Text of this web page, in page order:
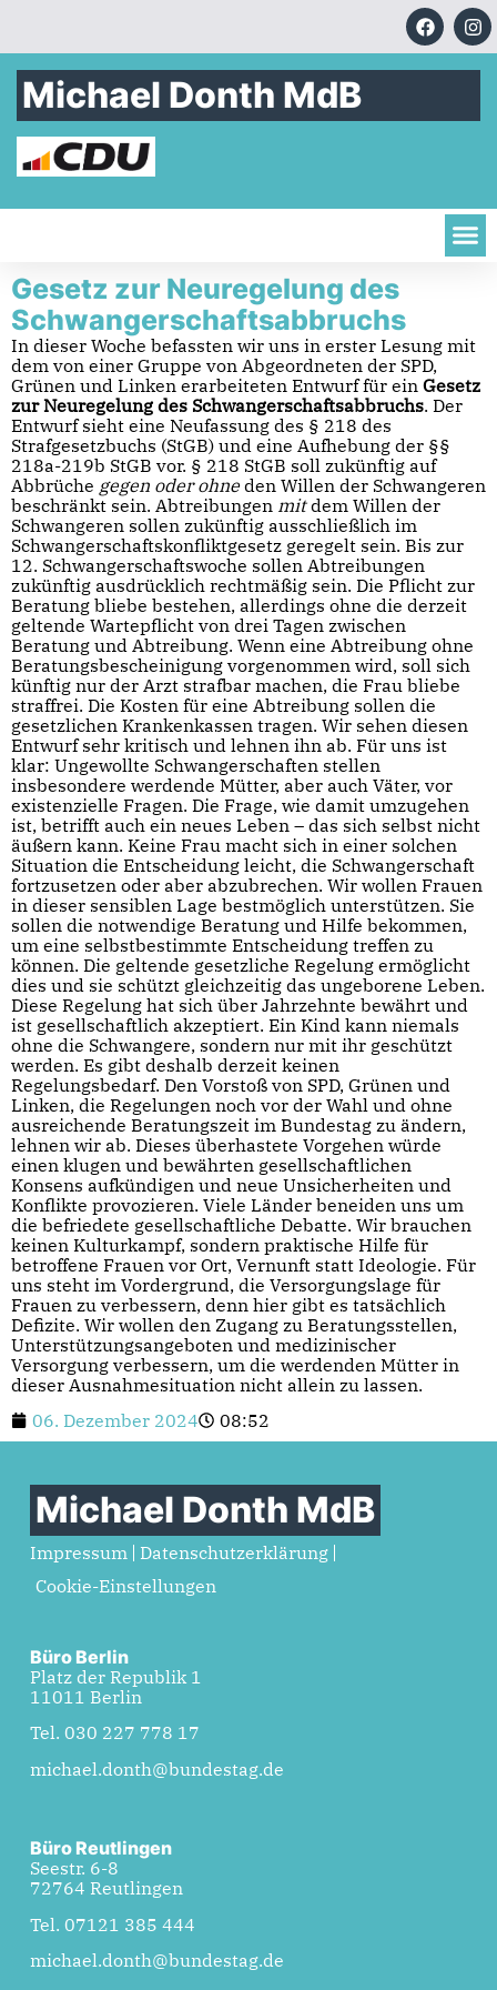
Michael Donth MdB
Gesetz zur Neuregelung des
Schwangerschaftsabbruchs
In dieser Woche befassten wir uns in erster Lesung mit
dem von einer Gruppe von Abgeordneten der SPD,
Grünen und Linken erarbeiteten Entwurf für ein Gesetz
zur Neuregelung des Schwangerschaftsabbruchs. Der
Entwurf sieht eine Neufassung des § 218 des
Strafgesetzbuchs (StGB) und eine Aufhebung der §§
218a-219b StGB vor. § 218 StGB soll zukünftig auf
Abbrüche gegen oder ohneden Willen der Schwangeren
beschränkt sein. Abtreibungen mitdem Willen der
Schwangeren sollen zukünftig ausschließlich im
Schwangerschaftskonfliktgesetz geregelt sein. Bis zur
12. Schwangerschaftswoche sollen Abtreibungen
zukünftig ausdrücklich rechtmäßig sein. Die Pflicht zur
Beratung bliebe bestehen, allerdings ohne die derzeit
geltende Wartepflicht von drei Tagen zwischen
Beratung und Abtreibung. Wenn eine Abtreibung ohne
Beratungsbescheinigung vorgenommen wird, soll sich
künftig nur der Arzt strafbar machen, die Frau bliebe
straffrei. Die Kosten für eine Abtreibung sollen die
gesetzlichen Krankenkassen tragen. Wir sehen diesen
Entwurf sehr kritisch und lehnen ihn ab. Für uns ist
klar: Ungewollte Schwangerschaften stellen
insbesondere werdende Mütter, aber auch Väter, vor
existenzielle Fragen. Die Frage, wie damit umzugehen
ist, betrifft auch ein neues Leben – das sich selbst nicht
äußern kann. Keine Frau macht sich in einer solchen
Situation die Entscheidung leicht, die Schwangerschaft
fortzusetzen oder aber abzubrechen. Wir wollen Frauen
in dieser sensiblen Lage bestmöglich unterstützen. Sie
sollen die notwendige Beratung und Hilfe bekommen,
um eine selbstbestimmte Entscheidung treffen zu
können. Die geltende gesetzliche Regelung ermöglicht
dies und sie schützt gleichzeitig das ungeborene Leben.
Diese Regelung hat sich über Jahrzehnte bewährt und
ist gesellschaftlich akzeptiert. Ein Kind kann niemals
ohne die Schwangere, sondern nur mit ihr geschützt
werden. Es gibt deshalb derzeit keinen
Regelungsbedarf. Den Vorstoß von SPD, Grünen und
Linken, die Regelungen noch vor der Wahl und ohne
ausreichende Beratungszeit im Bundestag zu ändern,
lehnen wir ab. Dieses überhastete Vorgehen würde
einen klugen und bewährten gesellschaftlichen
Konsens aufkündigen und neue Unsicherheiten und
Konflikte provozieren. Viele Länder beneiden uns um
die befriedete gesellschaftliche Debatte. Wir brauchen
keinen Kulturkampf, sondern praktische Hilfe für
betroffene Frauen vor Ort, Vernunft statt Ideologie. Für
uns steht im Vordergrund, die Versorgungslage für
Frauen zu verbessern, denn hier gibt es tatsächlich
Defizite. Wir wollen den Zugang zu Beratungsstellen,
Unterstützungsangeboten und medizinischer
Versorgung verbessern, um die werdenden Mütter in
dieser Ausnahmesituation nicht allein zu lassen.
06. Dezember 2024
08:52
Michael Donth MdB
Impressum
Datenschutzerklärung
Cookie-Einstellungen
Büro Berlin
Platz der Republik 1
11011 Berlin
Tel. 030 227 778 17
michael.donth@bundestag.de
Büro Reutlingen
Seestr. 6-8
72764 Reutlingen
Tel. 07121 385 444
michael.donth@bundestag.de